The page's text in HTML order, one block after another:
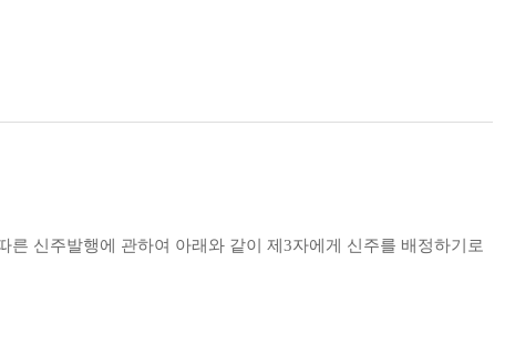
신주발행에 관하여 아래와 같이 제 3자에게 신주를 배정하기로